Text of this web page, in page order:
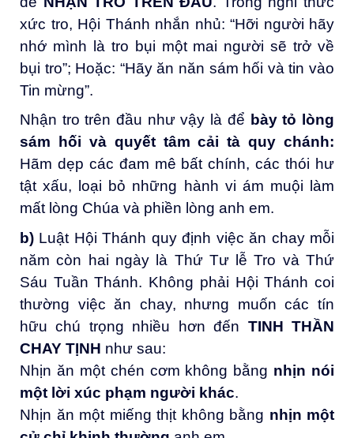
xức tro, Hội Thánh nhắn nhủ: “Hỡi người hãy
nhớ mình là tro bụi một mai người sẽ trở về
bụi tro”; Hoặc: “Hãy ăn năn sám hối và tin vào
Tin mừng”.
Nhận tro trên đầu như vậy là để bày tỏ lòng
sám hối và quyết tâm cải tà quy chánh:
Hãm dẹp các đam mê bất chính, các thói hư
tật xấu, loại bỏ những hành vi ám muội làm
mất lòng Chúa và phiền lòng anh em.
b) Luật Hội Thánh quy định việc ăn chay mỗi
năm còn hai ngày là Thứ Tư lễ Tro và Thứ
Sáu Tuần Thánh. Không phải Hội Thánh coi
thường việc ăn chay, nhưng muốn các tín
hữu chú trọng nhiều hơn đến TINH THẦN
CHAY TỊNH như sau:
Nhịn ăn một chén cơm không bằng nhịn nói
một lời xúc phạm người khác.
Nhịn ăn một miếng thịt không bằng nhịn một